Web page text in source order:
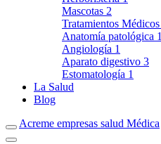
Mascotas 2
Tratamientos Médicos
Anatomía patológica 1
Angiología 1
Aparato digestivo 3
Estomatología 1
La Salud
Blog
Acreme empresas salud Médica